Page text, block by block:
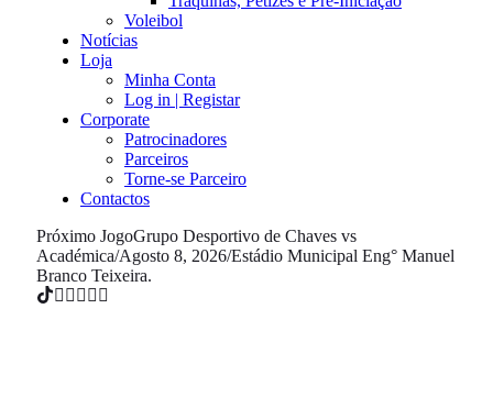
Voleibol
Notícias
Loja
Minha Conta
Log in | Registar
Corporate
Patrocinadores
Parceiros
Torne-se Parceiro
Contactos
Próximo JogoGrupo Desportivo de Chaves vs
Académica/Agosto 8, 2026/Estádio Municipal Eng° Manuel
Branco Teixeira.